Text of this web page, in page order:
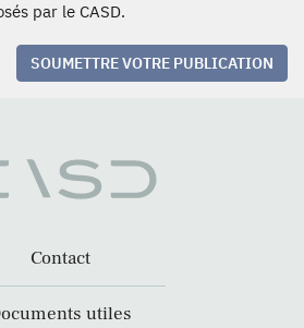
par le CASD.
SOUMETTRE VOTRE PUBLICATION
Contact
utiles